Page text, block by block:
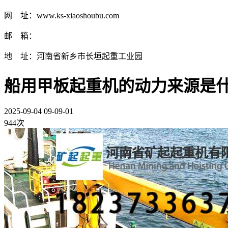
网 址：www.ks-xiaoshoubu.com
邮 箱：
地 址：河南省新乡市长垣起重工业园
船用甲板起重机的动力来源是
2025-09-04 09-09-01
944次